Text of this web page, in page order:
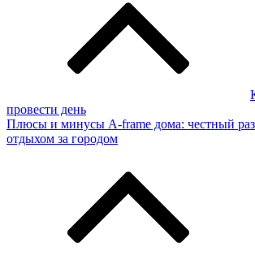
провести день
Плюсы и минусы A-frame дома: честный
отдыхом за городом